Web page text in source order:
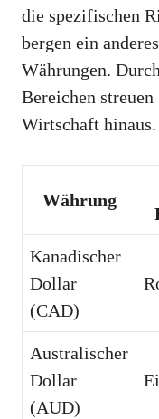
die spezifischen
bergen ein
Währungen.
Bereichen
Wirtschaft hinaus.
Währung
Kanadischer
Dollar
(CAD)
Australischer
Dollar
(AUD)